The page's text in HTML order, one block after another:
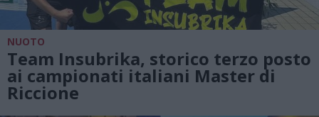
NUOTO
Team Insubrika, storico terzo posto
ai campionati italiani Master di
Riccione